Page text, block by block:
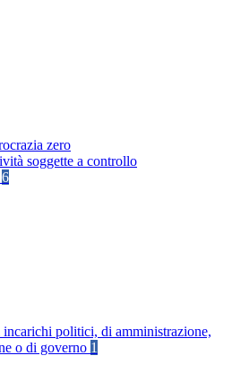
zero
soggette a controllo
6
politici, di amministrazione,
o di governo 1